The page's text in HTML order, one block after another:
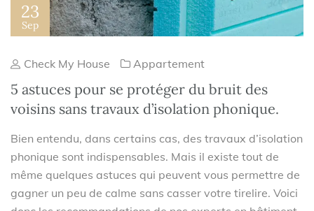
23
Sep
Check My House Appartement
5 astuces pour se protéger du bruit des
voisins sans travaux d’isolation phonique.
Bien entendu, dans certains cas, des travaux d’isolation
phonique sont indispensables. Mais il existe tout de
même quelques astuces qui peuvent vous permettre de
gagner un peu de calme sans casser votre tirelire. Voici